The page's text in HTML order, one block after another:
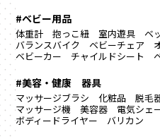
#ベビー用品
体重計 抱っこ紐 室内遊具 ベ
バランスバイク
ベビーチェア
ベビーカー
チャイルドシート
#美容・健康 器具
マッサージブラシ 化粧品 脱毛
マッサージ機
美容器 電気シェ
ボディードライヤー
バリカン